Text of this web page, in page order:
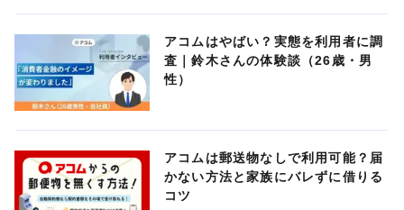
アコムはやばい？実態を利用者に調
査｜鈴木さんの体験談（26歳・男
性）
アコムは郵送物なしで利用可能？届
かない方法と家族にバレずに借りる
コツ